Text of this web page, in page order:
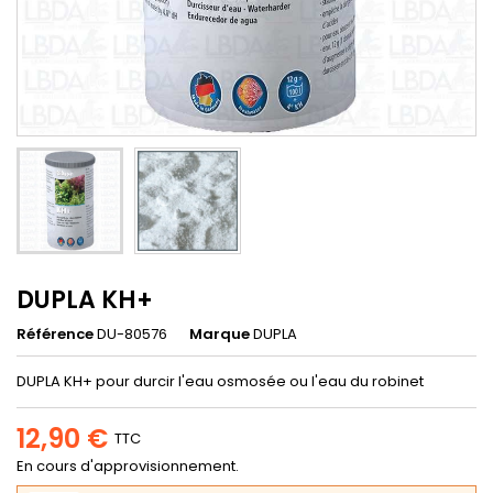
DUPLA KH+
RéférenceDU-80576 MarqueDUPLA
DUPLA KH+ pour durcir l'eau osmosée ou l'eau du robinet
12,90 € TTC
En cours d'approvisionnement.